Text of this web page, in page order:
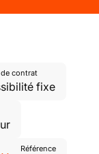
contrat
fixe
Référence